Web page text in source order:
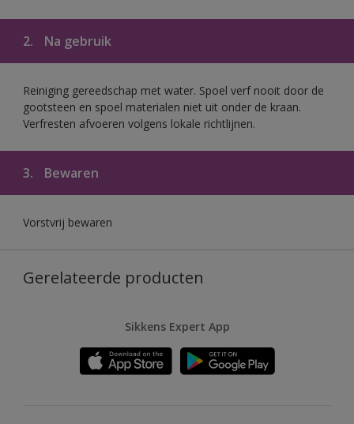
2. Na gebruik
Reiniging gereedschap met water. Spoel verf nooit door de
gootsteen en spoel materialen niet uit onder de kraan.
Verfresten afvoeren volgens lokale richtlijnen.
3. Bewaren
Vorstvrij bewaren
Gerelateerde producten
Sikkens Expert App